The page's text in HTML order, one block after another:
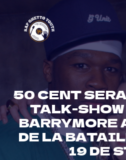
content
50 CENT
TALK-SHOW
DE LA
19 DE